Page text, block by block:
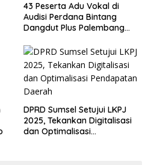
43 Peserta Adu Vokal di
Audisi Perdana Bintang
Dangdut Plus Palembang
DPRD Sumsel Setujui LKPJ
2025, Tekankan Digitalisasi
dan Optimalisasi